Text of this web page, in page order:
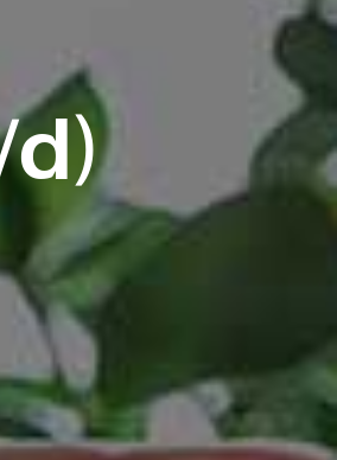
d)